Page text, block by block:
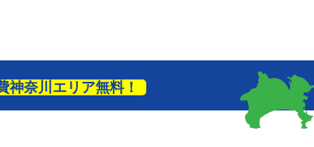
神奈川エリア無料！